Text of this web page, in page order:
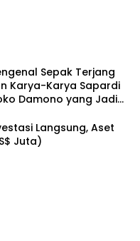
Sepak Terjang
Karya-Karya Sapardi
Damono yang Jadi
Langsung, Aset
Juta)